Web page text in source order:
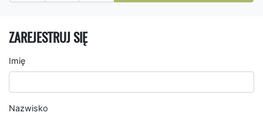
ZAREJESTRUJ SIĘ
Imię
Nazwisko